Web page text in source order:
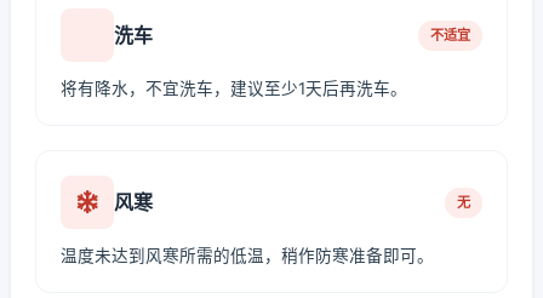
洗车 不适宜
将有降水，不宜洗车，建议至少1天后再洗车。
风寒 无
温度未达到风寒所需的低温，稍作防寒准备即可。